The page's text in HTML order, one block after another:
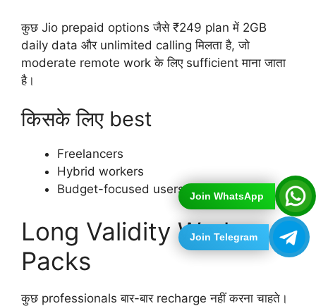
Join WhatsApp
Join Telegram
कुछ Jio prepaid options जैसे ₹249 plan में 2GB
daily data और unlimited calling मिलता है, जो
moderate remote work के लिए sufficient माना जाता
है।
किसके लिए best
Freelancers
Hybrid workers
Budget-focused users
Long Validity Work
Packs
कुछ professionals बार-बार recharge नहीं करना चाहते।